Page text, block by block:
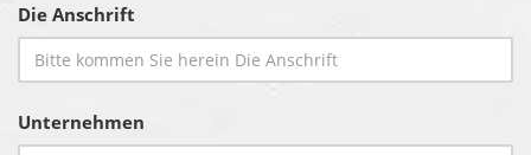
Die Anschrift
Unternehmen